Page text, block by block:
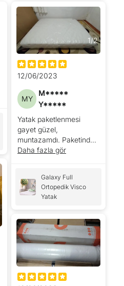
1/2
12/06/2023
MY
M*****
Y*****
Yatak paketlenmesi
gayet güzel,
muntazamdı. Paketinden
çıkarıp açtık, hemen
desem doğrudur.
İlerleyen dönemde
kullanıp yorumumu
tekrar güncelleyeceğim.
Daha fazla gör
Galaxy Full
Ortopedik Visco
Yatak